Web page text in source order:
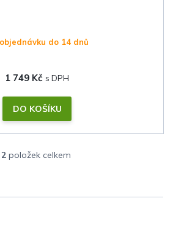
do 14 dnů
1 749 Kč
DO KOŠÍKU
O
l
2 položek celkem